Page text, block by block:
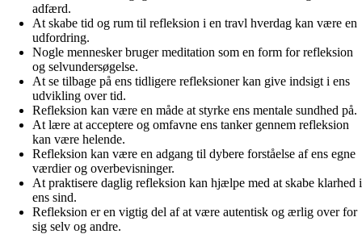
adfærd.
At skabe tid og rum til refleksion i en travl hverdag kan være en
udfordring.
Nogle mennesker bruger meditation som en form for refleksion
og selvundersøgelse.
At se tilbage på ens tidligere refleksioner kan give indsigt i ens
udvikling over tid.
Refleksion kan være en måde at styrke ens mentale sundhed på.
At lære at acceptere og omfavne ens tanker gennem refleksion
kan være helende.
Refleksion kan være en adgang til dybere forståelse af ens egne
værdier og overbevisninger.
At praktisere daglig refleksion kan hjælpe med at skabe klarhed i
ens sind.
Refleksion er en vigtig del af at være autentisk og ærlig over for
sig selv og andre.